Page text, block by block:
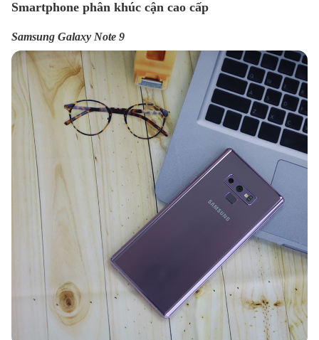
Smartphone phân khúc cận cao cấp
Samsung Galaxy Note 9